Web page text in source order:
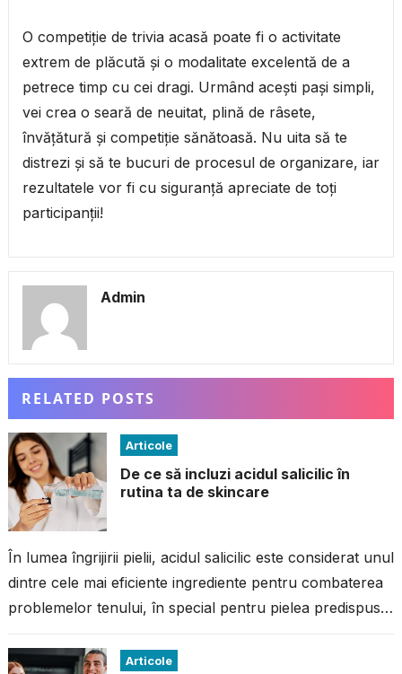
O competiție de trivia acasă poate fi o activitate
extrem de plăcută și o modalitate excelentă de a
petrece timp cu cei dragi. Urmând acești pași simpli,
vei crea o seară de neuitat, plină de râsete,
învățătură și competiție sănătoasă. Nu uita să te
distrezi și să te bucuri de procesul de organizare, iar
rezultatele vor fi cu siguranță apreciate de toți
participanții!
Admin
RELATED POSTS
Articole
De ce să incluzi acidul salicilic în
rutina ta de skincare
În lumea îngrijirii pielii, acidul salicilic este considerat unul
dintre cele mai eficiente ingrediente pentru combaterea
problemelor tenului, în special pentru pielea predispusă
Articole